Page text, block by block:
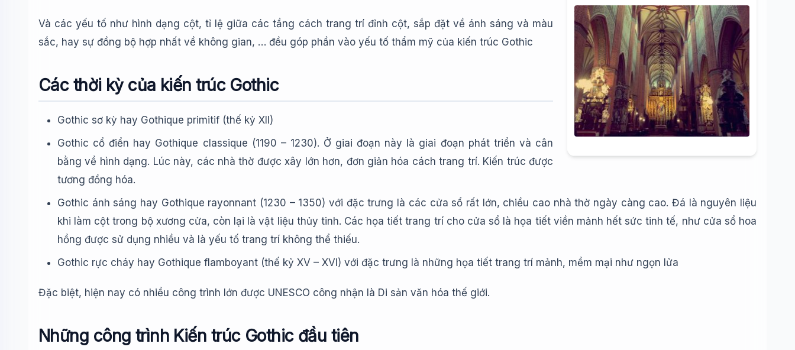
Và các yếu tố như hình dạng cột, tỉ lệ giữa các tầng cách trang trí đỉnh cột, sắp đặt về ánh sáng và màu
sắc, hay sự đồng bộ hợp nhất về không gian, … đều góp phần vào yếu tố thẩm mỹ của kiến trúc Gothic
Các thời kỳ của kiến trúc Gothic
Gothic sơ kỳ hay Gothique primitif (thế kỷ XII)
Gothic cổ điển hay Gothique classique (1190 – 1230). Ở giai đoạn này là giai đoạn phát triển và cân
bằng về hình dạng. Lúc này, các nhà thờ được xây lớn hơn, đơn giản hóa cách trang trí. Kiến trúc được
tương đồng hóa.
Gothic ánh sáng hay Gothique rayonnant (1230 – 1350) với đặc trưng là các cửa sổ rất lớn, chiều cao nhà thờ ngày càng cao. Đá là nguyên liệu
khi làm cột trong bộ xương cửa, còn lại là vật liệu thủy tinh. Các họa tiết trang trí cho cửa sổ là họa tiết viền mảnh hết sức tinh tế, như cửa sổ hoa
hồng được sử dụng nhiều và là yếu tố trang trí không thể thiếu.
Gothic rực cháy hay Gothique flamboyant (thế kỷ XV – XVI) với đặc trưng là những họa tiết trang trí mảnh, mềm mại như ngọn lửa
Đặc biệt, hiện nay có nhiều công trình lớn được UNESCO công nhận là Di sản văn hóa thế giới.
Những công trình Kiến trúc Gothic đầu tiên